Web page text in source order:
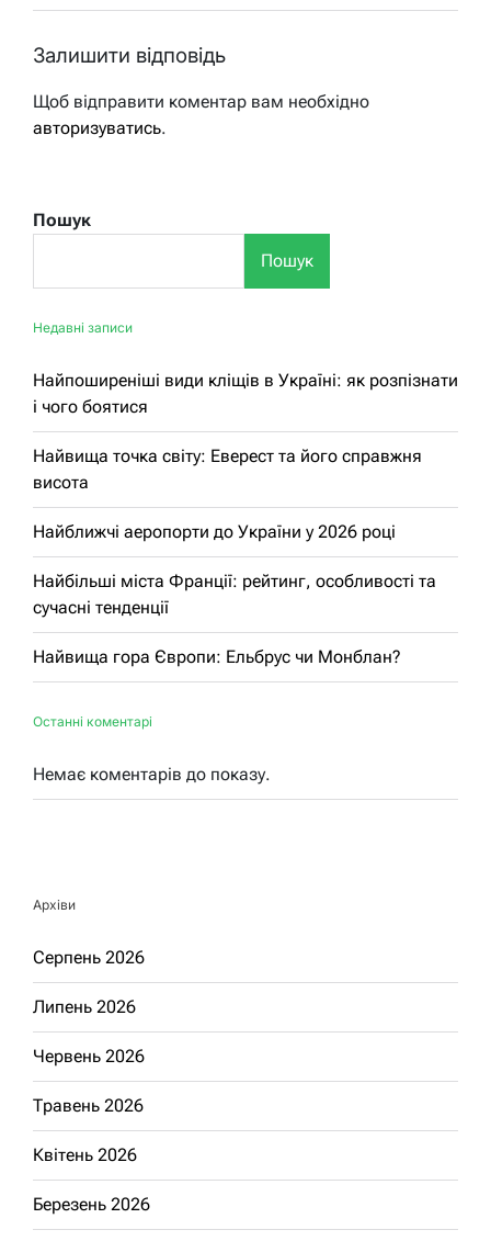
Залишити відповідь
Щоб відправити коментар вам необхідно
авторизуватись.
Пошук
Пошук
Недавні записи
Найпоширеніші види кліщів в Україні: як розпізнати
і чого боятися
Найвища точка світу: Еверест та його справжня
висота
Найближчі аеропорти до України у 2026 році
Найбільші міста Франції: рейтинг, особливості та
сучасні тенденції
Найвища гора Європи: Ельбрус чи Монблан?
Останні коментарі
Немає коментарів до показу.
Архіви
Серпень 2026
Липень 2026
Червень 2026
Травень 2026
Квітень 2026
Березень 2026